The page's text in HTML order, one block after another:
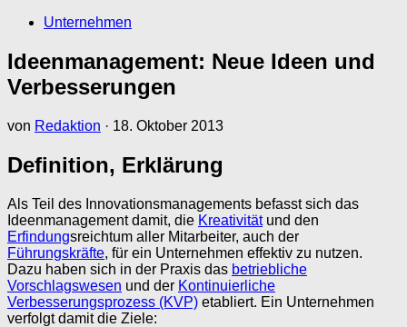
Unternehmen
Ideenmanagement: Neue Ideen und
Verbesserungen
von Redaktion · 18. Oktober 2013
Definition, Erklärung
Als Teil des Innovationsmanagements befasst sich das
Ideenmanagement damit, die Kreativitätund den
Erfindungsreichtum aller Mitarbeiter, auch der
Führungskräfte, für ein Unternehmen effektiv zu nutzen.
Dazu haben sich in der Praxis das betriebliche
Vorschlagswesen und der Kontinuierliche
Verbesserungsprozess (KVP) etabliert. Ein Unternehmen
verfolgt damit die Ziele: